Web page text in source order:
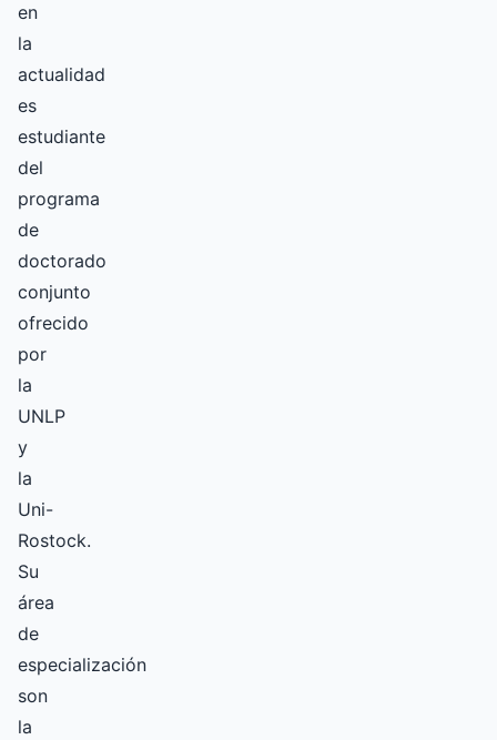
en
la
actualidad
es
estudiante
del
programa
de
doctorado
conjunto
ofrecido
por
la
UNLP
y
la
Uni-
Rostock.
Su
área
de
especialización
son
la